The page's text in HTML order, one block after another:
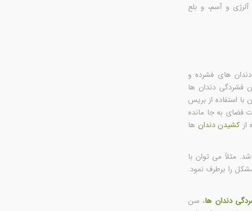
و آسم، و بلع
های فشرده و
فشردگی دندان ها
استفاده از بریس
فضای به جا مانده
کشیدن دندان ها
مثلاً می توان با
را برطرف نمود.
دندان ها، سن